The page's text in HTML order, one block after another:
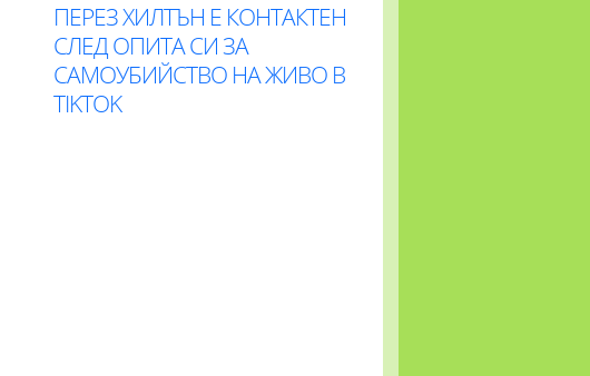
ПЕРЕЗ ХИЛТЪН Е КОНТАКТЕН
СЛЕД ОПИТА СИ ЗА
САМОУБИЙСТВО НА ЖИВО В
TIKTOK